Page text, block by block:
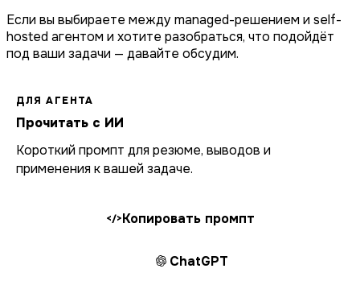
Если вы выбираете между managed-решением и self-
hosted агентом и хотите разобраться, что подойдёт
под ваши задачи — давайте обсудим.
ДЛЯ АГЕНТА
Прочитать с ИИ
Короткий промпт для резюме, выводов и
применения к вашей задаче.
</>Копировать промпт
ChatGPT